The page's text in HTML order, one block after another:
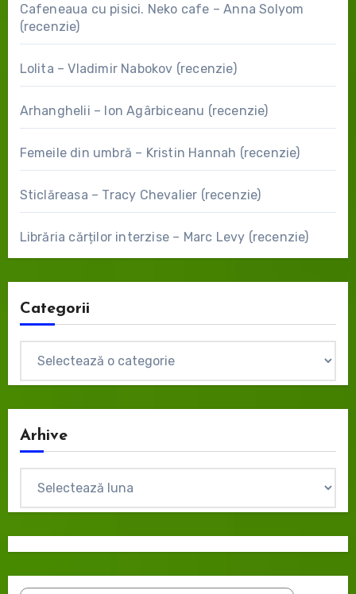
Cafeneaua cu pisici. Neko cafe – Anna Solyom
(recenzie)
Lolita – Vladimir Nabokov (recenzie)
Arhanghelii – Ion Agârbiceanu (recenzie)
Femeile din umbră – Kristin Hannah (recenzie)
Sticlăreasa – Tracy Chevalier (recenzie)
Librăria cărților interzise – Marc Levy (recenzie)
Categorii
Arhive